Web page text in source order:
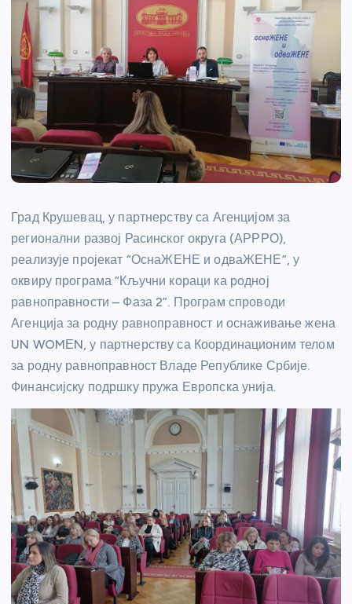
Град Крушевац, у партнерству са Агенцијом за
регионални развој Расинског округа (АРРРО),
реализује пројекат “ОснаЖЕНЕ и одваЖЕНЕ”, у
оквиру програма “Кључни кораци ка родној
равноправности – Фаза 2”. Програм спроводи
Агенција за родну равноправност и оснаживање жена
UN WOMЕN, у партнерству са Координационим телом
за родну равноправност Владе Републике Србије.
Финансијску подршку пружа Европска унија.